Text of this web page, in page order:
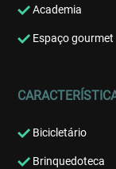
Academia
Espaço gourmet
Bicicletário
Brinquedoteca